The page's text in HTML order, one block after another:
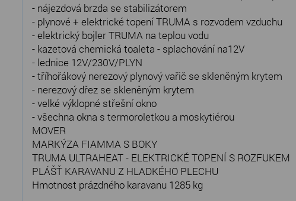
- nájezdová brzda se stabilizátorem
- plynové + elektrické topení TRUMA s rozvodem vzduchu
- elektrický bojler TRUMA na teplou vodu
- kazetová chemická toaleta - splachování na12V
- lednice 12V/230V/PLYN
- tříhořákový nerezový plynový vařič se skleněným krytem
- nerezový dřez se skleněným krytem
- velké výklopné střešní okno
- všechna okna s termoroletkou a moskytiérou
MOVER
MARKÝZA FIAMMA S BOKY
TRUMA ULTRAHEAT - ELEKTRICKÉ TOPENÍ S ROZFUKEM
PLÁŠŤ KARAVANU Z HLADKÉHO PLECHU
Hmotnost prázdného karavanu 1285 kg